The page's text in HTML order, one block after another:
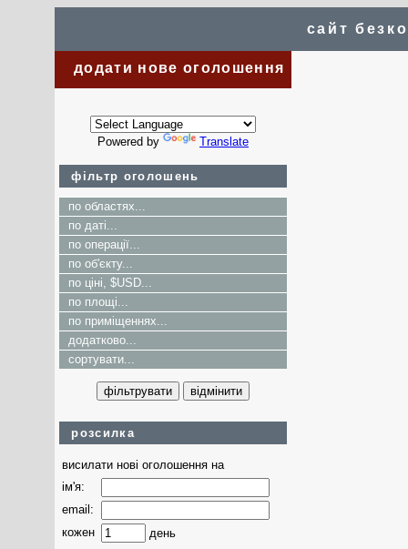
сайт
додати нове оголошення
Powered by Translate
фільтр оголошень
по областях...
по даті...
по операції...
по об'єкту...
по ціні, $USD...
по площі...
по приміщеннях...
додатково...
сортувати...
розсилка
висилати нові оголошення на
ім'я:
email:
кожен
день